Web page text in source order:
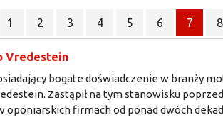
1 2 3 4 5 6 7 8
Vredestein
bogate doświadczenie w branży
Zastąpił na tym stanowisku
oponiarskich firmach od ponad dwóch